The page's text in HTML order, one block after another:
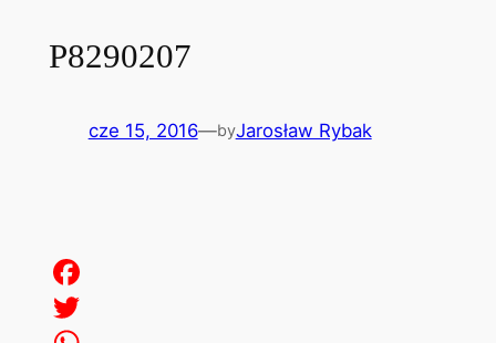
P8290207
cze 15, 2016—byJarosław Rybak
Facebook